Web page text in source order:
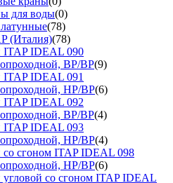
для воды(0)
(78)
(Италия)(78)
ITAP IDEAL 090
ВР/ВР(9)
ITAP IDEAL 091
НР/ВР(6)
ITAP IDEAL 092
ВР/ВР(4)
ITAP IDEAL 093
НР/ВР(4)
со сгоном ITAP IDEAL 098
НР/ВР(6)
угловой со сгоном ITAP IDEAL